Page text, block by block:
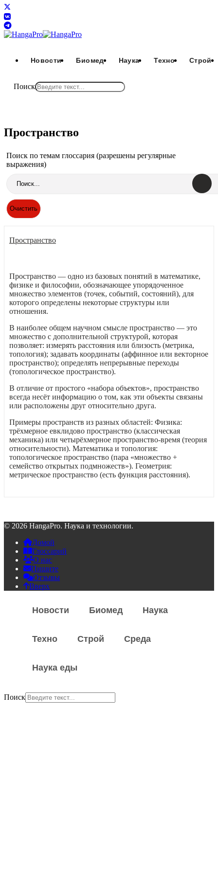
Новости Биомед Наука Техно Строй
Поиск
Пространство
Поиск по темам глоссария (разрешены регулярные
выражения)
Пространство
Пространство — одно из базовых понятий в математике,
физике и философии, обозначающее упорядоченное
множество элементов (точек, событий, состояний), для
которого определены некоторые структуры или
отношения.
В наиболее общем научном смысле пространство — это
множество с дополнительной структурой, которая
позволяет: измерять расстояния или близость (метрика,
топология); задавать координаты (аффинное или векторное
пространство); определять непрерывные переходы
(топологическое пространство).
В отличие от простого «набора объектов», пространство
всегда несёт информацию о том, как эти объекты связаны
или расположены друг относительно друга.
Примеры пространств из разных областей: Физика:
трёхмерное евклидово пространство (классическая
механика) или четырёхмерное пространство-время (теория
относительности). Математика и топология:
топологическое пространство (пара «множество +
семейство открытых подмножеств»). Геометрия:
метрическое пространство (есть функция расстояния).
© 2026 HangaPro. Наука и технологии.
Домой
Глоссарий
О нас
Пишите
Отзывы
Вверх
Новости Биомед Наука
Техно Строй Среда
Наука еды
Поиск